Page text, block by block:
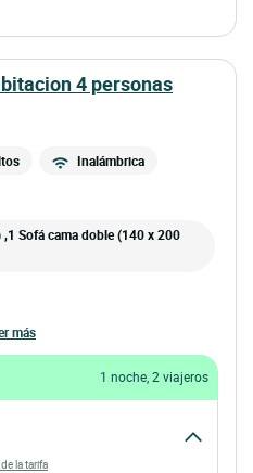
Inalámbrica
Sofá cama doble (140 x 200
más
1 noche, 2 viajeros
la tarifa